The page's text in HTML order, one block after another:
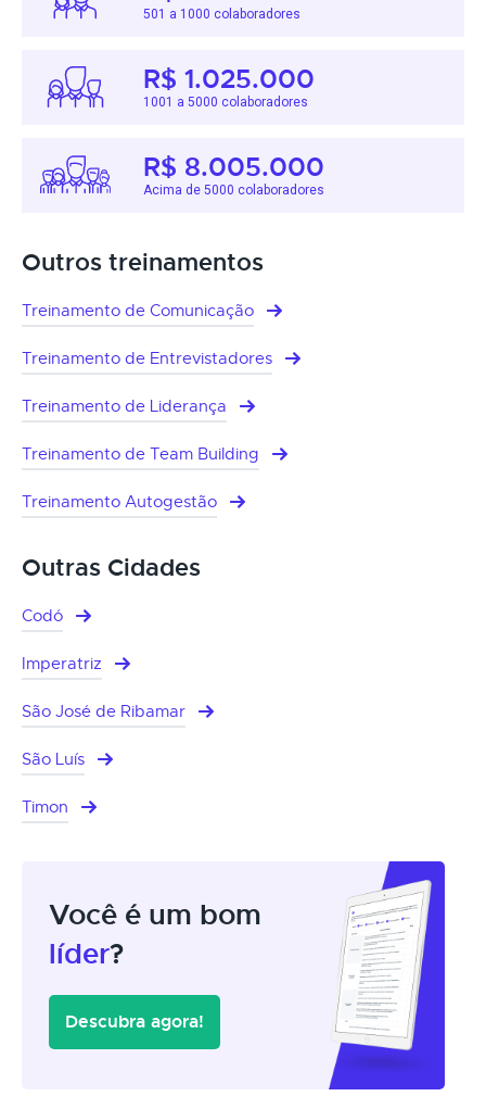
501 a 1000 colaboradores
R$ 1.025.000
1001 a 5000 colaboradores
R$ 8.005.000
Acima de 5000 colaboradores
Outros treinamentos
Treinamento de Comunicação
Treinamento de Entrevistadores
Treinamento de Liderança
Treinamento de Team Building
Treinamento Autogestão
Outras Cidades
Codó
Imperatriz
São José de Ribamar
São Luís
Timon
Você é um bom
líder?
Descubra agora!